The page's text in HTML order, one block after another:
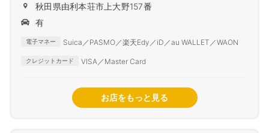
秋田県由利本荘市上大野157番
有
電子マネー Suica／PASMO／楽天Edy／iD／au WALLET／WAON
クレジットカード VISA／Master Card
お店をもっと見る